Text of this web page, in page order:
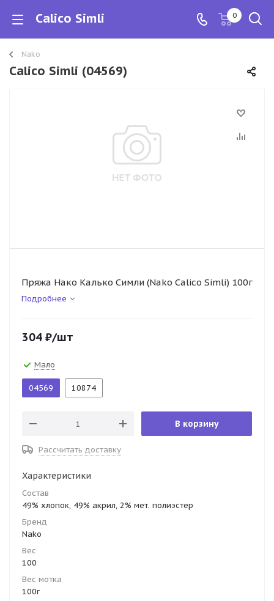
Calico Simli 0
Nako
Calico Simli (04569)
Пряжа Нако Калько Симли (Nako Calico Simli) 100г
Подробнее
304 ₽/шт
Мало
04569 10874
В корзину
Рассчитать доставку
Характеристики
Состав
49% хлопок, 49% акрил, 2% мет. полиэстер
Бренд
Nako
Вес
100
Вес мотка
100г